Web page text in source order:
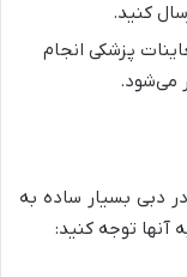
کنید.
پزشکی انجام
می‌شود.
دبی بسیار ساده به
آنها توجه کنید: